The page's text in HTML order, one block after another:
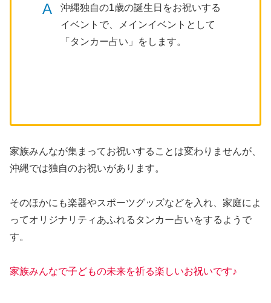
A
沖縄独自の1歳の誕生日をお祝いする
イベントで、メインイベントとして
「タンカー占い」をします。
家族みんなが集まってお祝いすることは変わりませんが、
沖縄では独自のお祝いがあります。
そのほかにも楽器やスポーツグッズなどを入れ、家庭によ
ってオリジナリティあふれるタンカー占いをするようで
す。
家族みんなで子どもの未来を祈る楽しいお祝いです♪